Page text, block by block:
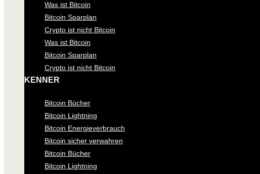
Was ist Bitcoin
Bitcoin Sparplan
Crypto ist nicht Bitcoin
Was ist Bitcoin
Bitcoin Sparplan
Crypto ist nicht Bitcoin
KENNER
Bitcoin Bücher
Bitcoin Lightning
Bitcoin Energieverbrauch
Bitcoin sicher verwahren
Bitcoin Bücher
Bitcoin Lightning